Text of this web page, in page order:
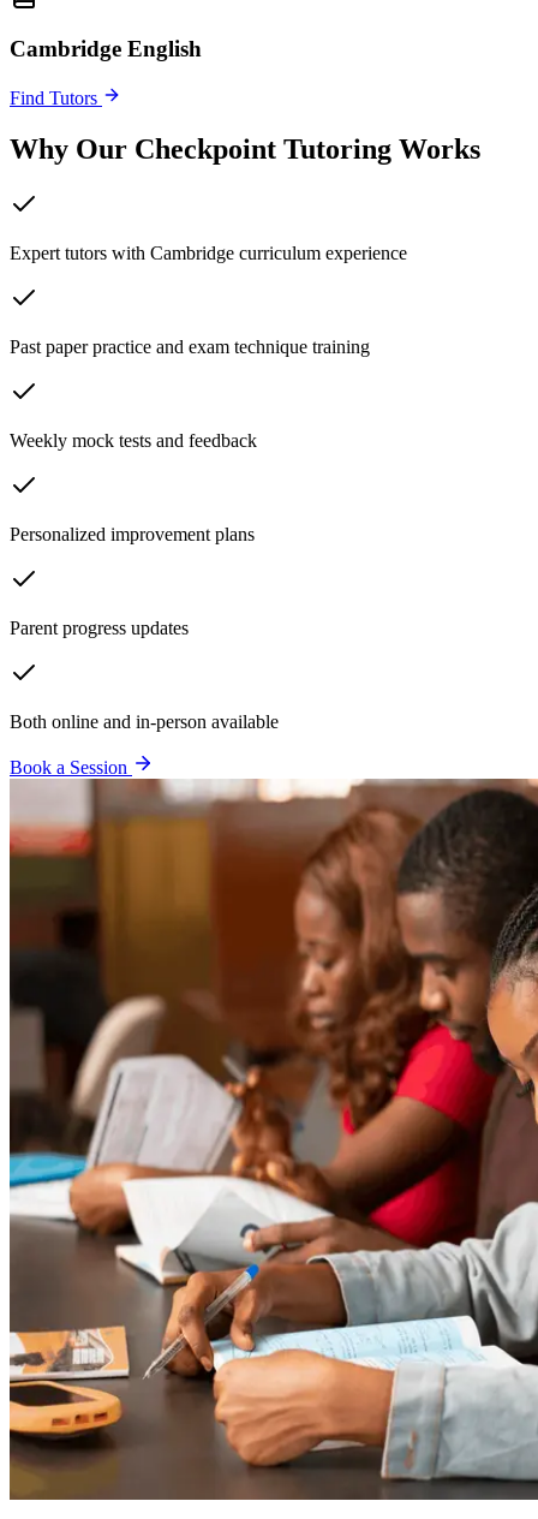
Cambridge English
Find Tutors
Why Our Checkpoint Tutoring Works
Expert tutors with Cambridge curriculum experience
Past paper practice and exam technique training
Weekly mock tests and feedback
Personalized improvement plans
Parent progress updates
Both online and in-person available
Book a Session